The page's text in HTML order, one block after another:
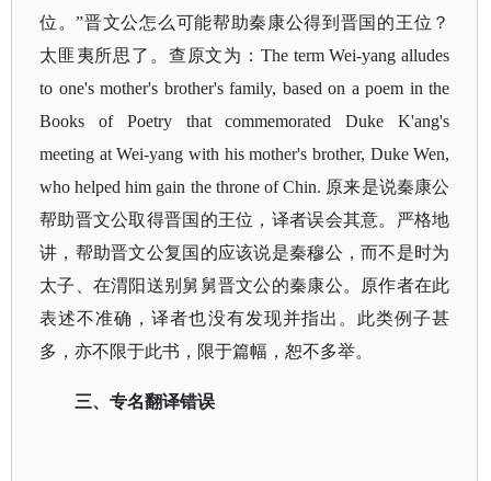
位。”晋文公怎么可能帮助秦康公得到晋国的王位？
太匪夷所思了。查原文为：The term Wei-yang alludes
to one's mother's brother's family, based on a poem in the
Books of Poetry that commemorated Duke K'ang's
meeting at Wei-yang with his mother's brother, Duke Wen,
who helped him gain the throne of Chin. 原来是说秦康公
帮助晋文公取得晋国的王位，译者误会其意。严格地
讲，帮助晋文公复国的应该说是秦穆公，而不是时为
太子、在渭阳送别舅舅晋文公的秦康公。原作者在此
表述不准确，译者也没有发现并指出。此类例子甚
多，亦不限于此书，限于篇幅，恕不多举。
三、专名翻译错误